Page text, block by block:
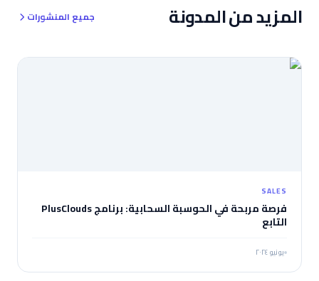
المزيد من المدونة جميع المنشورات
SALES
فرصة مربحة في الحوسبة السحابية: برنامج PlusClouds
التابع
يونيو ٢٠٢٤